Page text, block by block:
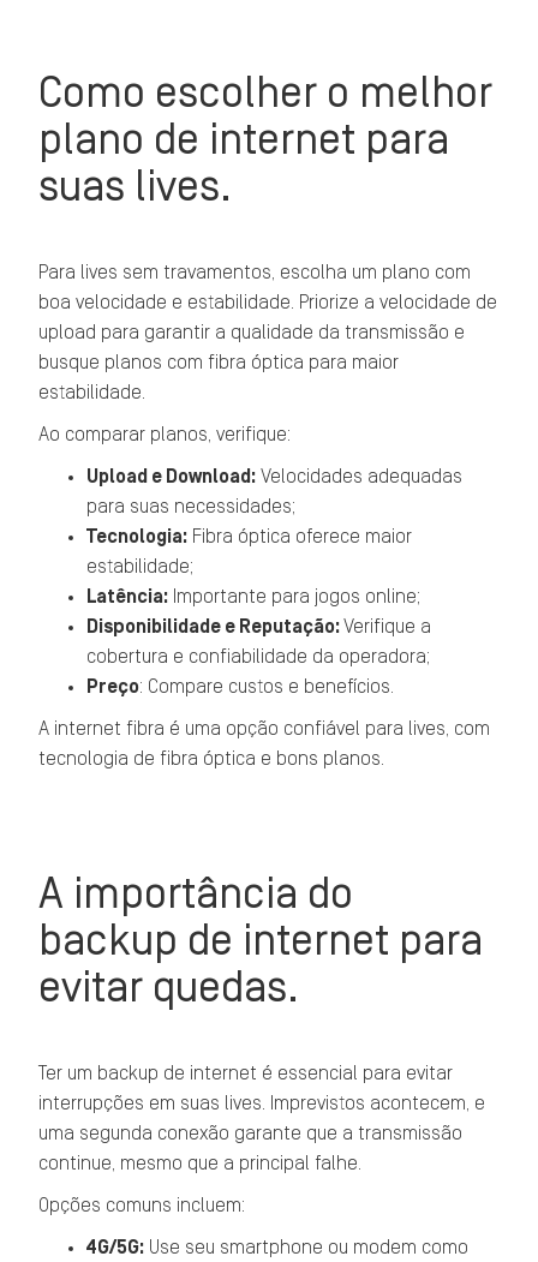
Como escolher o melhor
plano de internet para
suas lives.
Para lives sem travamentos, escolha um plano com
boa velocidade e estabilidade. Priorize a velocidade de
upload para garantir a qualidade da transmissão e
busque planos com fibra óptica para maior
estabilidade.
Ao comparar planos, verifique:
Upload e Download: Velocidades adequadas
para suas necessidades;
Tecnologia: Fibra óptica oferece maior
estabilidade;
Latência: Importante para jogos online;
Disponibilidade e Reputação:Verifique a
cobertura e confiabilidade da operadora;
Preço: Compare custos e benefícios.
A internet fibra é uma opção confiável para lives, com
tecnologia de fibra óptica e bons planos.
A importância do
backup de internet para
evitar quedas.
Ter um backup de internet é essencial para evitar
interrupções em suas lives. Imprevistos acontecem, e
uma segunda conexão garante que a transmissão
continue, mesmo que a principal falhe.
Opções comuns incluem:
4G/5G: Use seu smartphone ou modem como